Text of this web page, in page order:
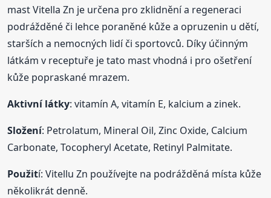
mast Vitella Zn je určena pro zklidnění a regeneraci
podrážděné či lehce poraněné kůže a opruzenin u dětí,
starších a nemocných lidí či sportovců. Díky účinným
látkám v receptuře je tato mast vhodná i pro ošetření
kůže popraskané mrazem.
Aktivní látky: vitamín A, vitamín E, kalcium a zinek.
Složení: Petrolatum, Mineral Oil, Zinc Oxide, Calcium
Carbonate, Tocopheryl Acetate, Retinyl Palmitate.
Použití: Vitellu Zn používejte na podrážděná místa kůže
několikrát denně.